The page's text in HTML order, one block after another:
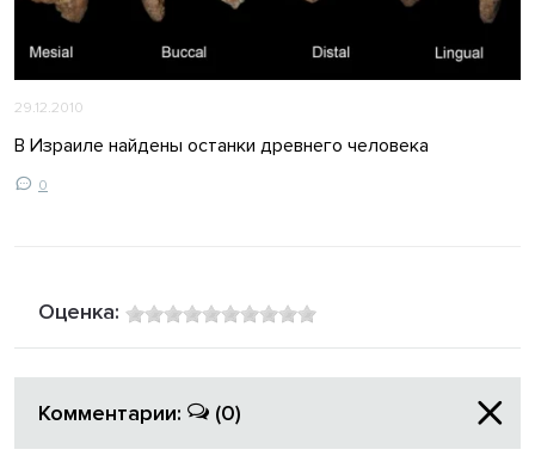
29.12.2010
В Израиле найдены останки древнего человека
0
Оценка:
Комментарии: (0)